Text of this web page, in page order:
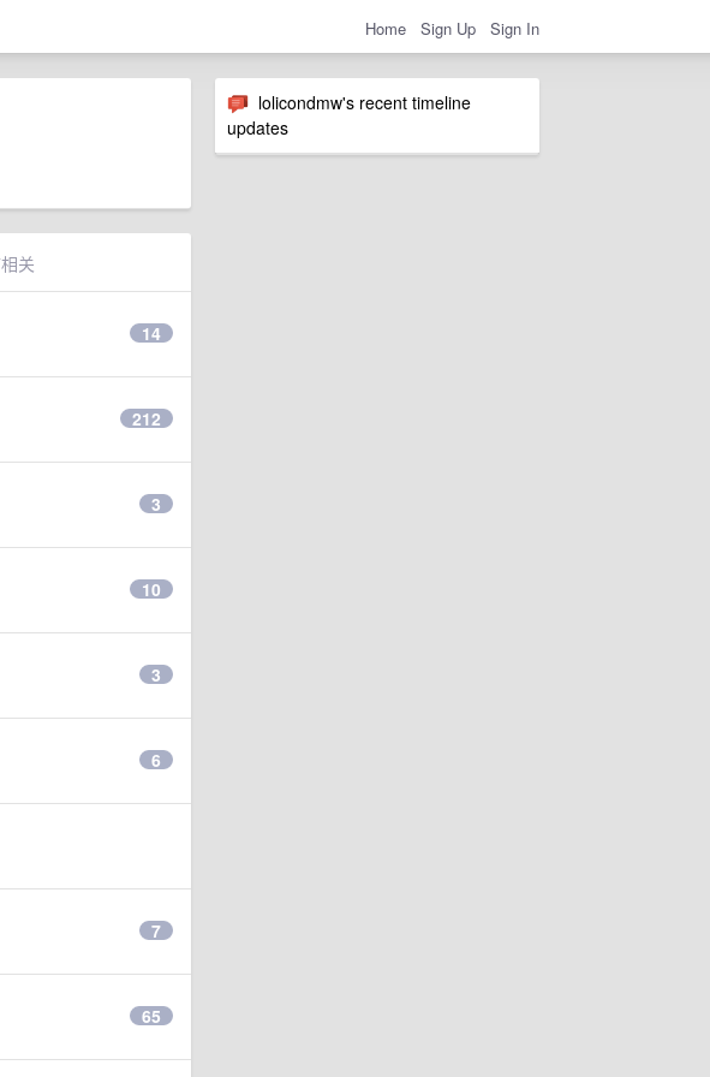
Home Sign Up Sign In
lolicondmw's recent timeline
updates
关
14
212
3
10
3
6
7
65